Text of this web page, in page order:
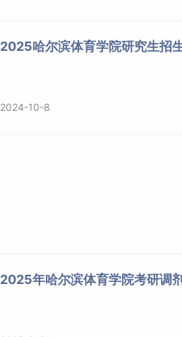
2025哈尔滨体育学院研究生招
2024-10-8
2025年哈尔滨体育学院考研调